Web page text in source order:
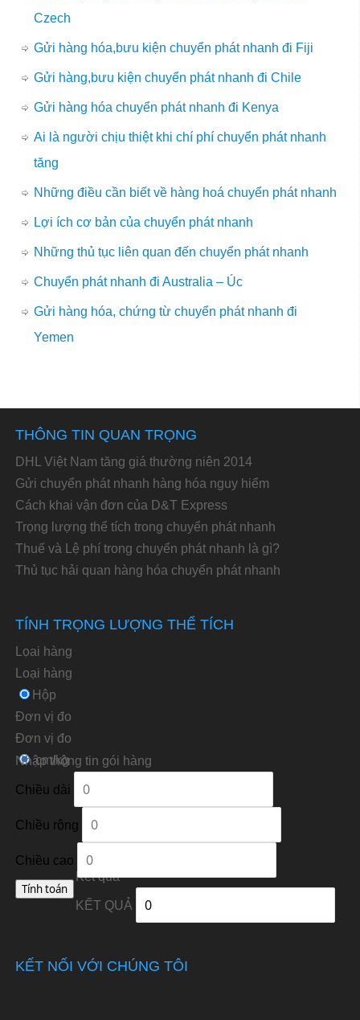
Czech
Gửi hàng hóa,bưu kiện chuyển phát nhanh đi Fiji
Gửi hàng,bưu kiện chuyển phát nhanh đi Chile
Gửi hàng hóa chuyển phát nhanh đi Kenya
Ai là người chịu thiệt khi chí phí chuyển phát nhanh
tăng
Những điều cần biết về hàng hoá chuyển phát nhanh
Lợi ích cơ bản của chuyển phát nhanh
Những thủ tục liên quan đến chuyển phát nhanh
Chuyển phát nhanh đi Australia – Úc
Gửi hàng hóa, chứng từ chuyển phát nhanh đi
Yemen
THÔNG TIN QUAN TRỌNG
DHL Việt Nam tăng giá thường niên 2014
Gửi chuyển phát nhanh hàng hóa nguy hiểm
Cách khai vận đơn của D&T Express
Trọng lượng thể tích trong chuyển phát nhanh
Thuế và Lệ phí trong chuyển phát nhanh là gì?
Thủ tục hải quan hàng hóa chuyển phát nhanh
TÍNH TRỌNG LƯỢNG THỂ TÍCH
Lọai hàng
Loại hàng
Hộp
Đơn vị đo
Ðơn vị đo
cm/kg
Nhập thông tin gói hàng
Chiều dài
Chiều rộng
Chiều cao
Kết quả
KẾT QUẢ
KẾT NỐI VỚI CHÚNG TÔI